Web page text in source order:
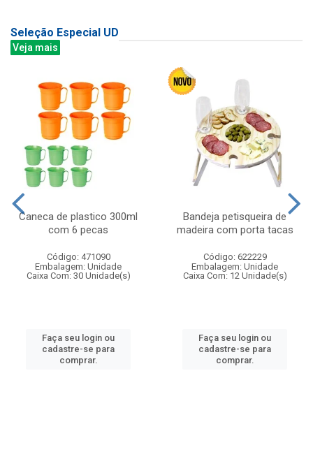
Seleção Especial UD
Veja mais
Caneca de plastico 300ml
com 6 pecas
Código: 471090
Embalagem: Unidade
Caixa Com: 30 Unidade(s)
Faça seu login ou
cadastre-se para
comprar.
Bandeja petisqueira de
madeira com porta tacas
Código: 622229
Embalagem: Unidade
Caixa Com: 12 Unidade(s)
Faça seu login ou
cadastre-se para
comprar.